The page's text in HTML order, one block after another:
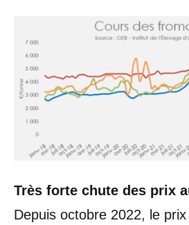
Très forte chute des prix
Depuis octobre 2022, le